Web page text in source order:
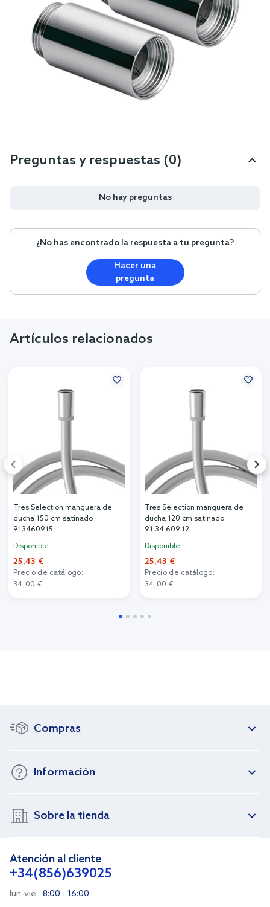
Preguntas y respuestas (0)
No hay preguntas
¿No has encontrado la respuesta a tu pregunta?
Hacer una
pregunta
Artículos relacionados
Tres Selection manguera de
ducha 150 cm satinado
913460915
Disponible
25,43 €
Precio de catálogo:
34,00 €
Tres Selection manguera de
ducha 120 cm satinado
91.34.609.12
Disponible
25,43 €
Precio de catálogo:
34,00 €
Compras
Información
Sobre la tienda
Atención al cliente
+34(856)639025
lun-vie 8:00 - 16:00